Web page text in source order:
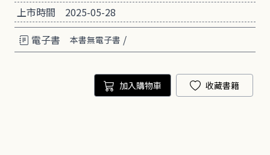
上市時間
2025-05-28
電子書
本書無電子書 /
加入購物車 收藏書籍